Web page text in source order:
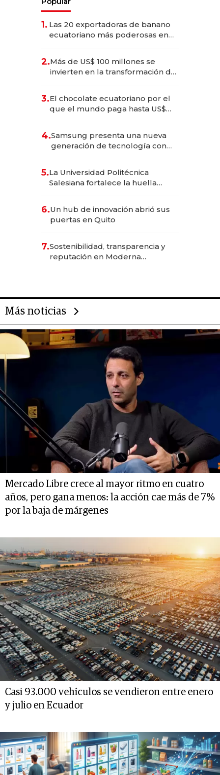
1. Las 20 exportadoras de banano
ecuatoriano más poderosas en
2.Más de US$ 100 millones se
invierten en la transformación de
3.El chocolate ecuatoriano por el
que el mundo paga hasta US$
4.Samsung presenta una nueva
generación de tecnología con
5.La Universidad Politécnica
Salesiana fortalece la huella
6.Un hub de innovación abrió sus
puertas en Quito
7.Sostenibilidad, transparencia y
reputación en Moderna
Más noticias
Mercado Libre crece al mayor ritmo en cuatro
años, pero gana menos: la acción cae más de 7%
por la baja de márgenes
Casi 93.000 vehículos se vendieron entre enero
y julio en Ecuador